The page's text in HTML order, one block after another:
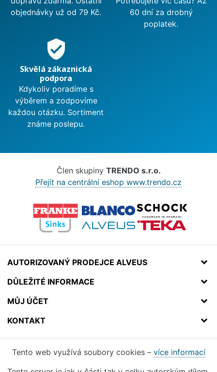
objednávky už od 79 Kč.
60 dní za drobný
poplatek.
verified_user
Skvělá zákaznická
podpora
Kdykoliv poradíme s
výběrem a zodpovíme
každou otázku. Sortiment
známe poslepu.
Člen skupiny TRENDO s.r.o.
Přejít na centrální eshop www.trendo.cz
AUTORIZOVANÝ PRODEJCE ALVEUS
DŮLEŽITÉ INFORMACE
MŮJ ÚČET
KONTAKT
Tento web využívá soubory cookies – více informací